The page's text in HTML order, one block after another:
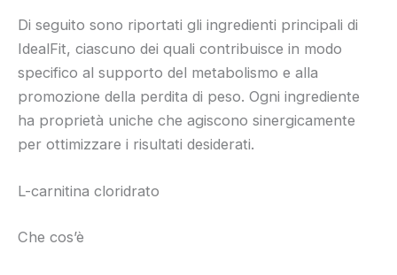
Di seguito sono riportati gli ingredienti principali di
IdealFit, ciascuno dei quali contribuisce in modo
specifico al supporto del metabolismo e alla
promozione della perdita di peso. Ogni ingrediente
ha proprietà uniche che agiscono sinergicamente
per ottimizzare i risultati desiderati.
L-carnitina cloridrato
Che cos’è